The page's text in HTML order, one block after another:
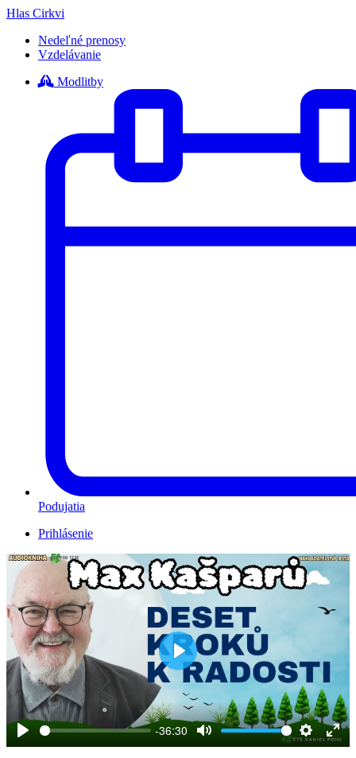
Hlas Cirkvi
Nedeľné prenosy
Vzdelávanie
Modlitby
Podujatia
Prihlásenie
Play
-36:30
Mute Settings
Play